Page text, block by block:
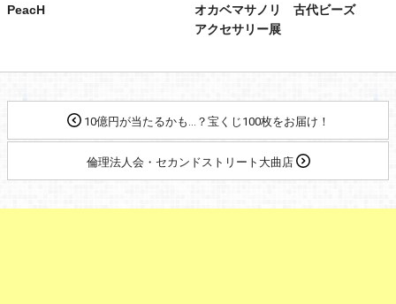
PeacH
オカベマサノリ 古代ビーズ
アクセサリー展
10億円が当たるかも…？宝くじ100枚をお届け！
倫理法人会・セカンドストリート大曲店